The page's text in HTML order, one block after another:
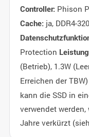
Controller:Phison
Cache:ja, DDR4-
Protection
(Betrieb), 1.3W
Erreichen der TBW)
kann die SSD in
verwendet
Jahre verkürzt